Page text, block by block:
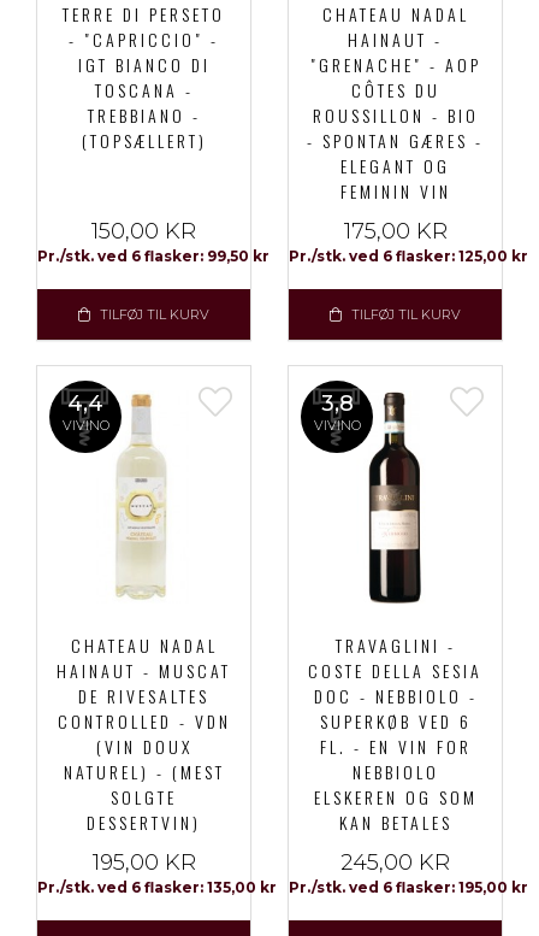
TERRE DI PERSETO
- "CAPRICCIO" -
IGT BIANCO DI
TOSCANA -
TREBBIANO -
(TOPSÆLLERT)
150,00 KR
Pr./stk. ved 6 flasker: 99,50 kr
TILFØJ TIL KURV
CHATEAU NADAL
HAINAUT -
"GRENACHE" - AOP
CÔTES DU
ROUSSILLON - BIO
- SPONTAN GÆRES -
ELEGANT OG
FEMININ VIN
175,00 KR
Pr./stk. ved 6 flasker: 125,00 kr
TILFØJ TIL KURV
4,4
VIVINO
CHATEAU NADAL
HAINAUT - MUSCAT
DE RIVESALTES
CONTROLLED - VDN
(VIN DOUX
NATUREL) - (MEST
SOLGTE
DESSERTVIN)
195,00 KR
Pr./stk. ved 6 flasker: 135,00 kr
3,8
VIVINO
TRAVAGLINI -
COSTE DELLA SESIA
DOC - NEBBIOLO -
SUPERKØB VED 6
FL. - EN VIN FOR
NEBBIOLO
ELSKEREN OG SOM
KAN BETALES
245,00 KR
Pr./stk. ved 6 flasker: 195,00 kr